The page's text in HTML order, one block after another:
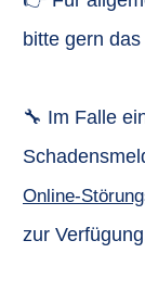
bitte gern das
🔧 Im Falle
Online-
zur